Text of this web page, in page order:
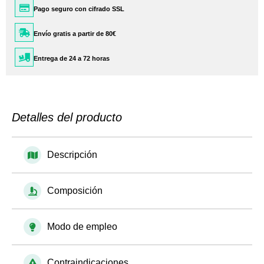
Pago seguro con cifrado SSL
Envío gratis a partir de 80€
Entrega de 24 a 72 horas
Detalles del producto
Descripción
Composición
Modo de empleo